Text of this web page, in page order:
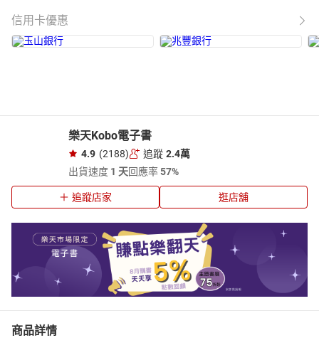
信用卡優惠
樂天Kobo電子書
4.9 (2188) 追蹤 2.4萬
出貨速度 1 天回應率57%
追蹤店家 逛店舖
商品詳情